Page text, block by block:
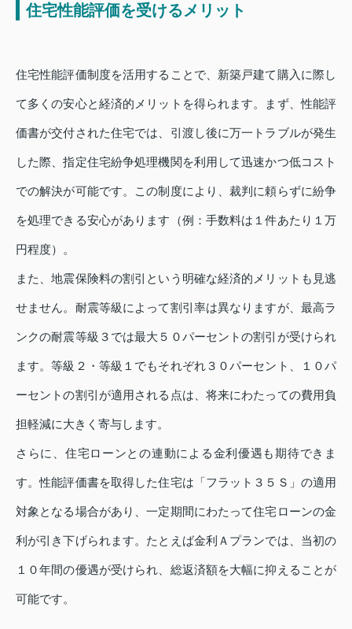
住宅性能評価を受けるメリット
住宅性能評価制度を活用することで、新築戸建て購入に際し
て多くの安心と経済的メリットを得られます。まず、性能評
価書が交付された住宅では、引渡し後に万一トラブルが発生
した際、指定住宅紛争処理機関を利用して迅速かつ低コスト
での解決が可能です。この制度により、裁判に頼らずに紛争
を処理できる安心があります（例：手数料は１件あたり１万
円程度）。
また、地震保険料の割引という明確な経済的メリットも見逃
せません。耐震等級によって割引率は異なりますが、最高ラ
ンクの耐震等級３では最大５０パーセントの割引が受けられ
ます。等級２・等級１でもそれぞれ３０パーセント、１０パ
ーセントの割引が適用される点は、将来にわたっての費用負
担軽減に大きく寄与します。
さらに、住宅ローンとの連動による金利優遇も期待できま
す。性能評価書を取得した住宅は「フラット３５Ｓ」の適用
対象となる場合があり、一定期間にわたって住宅ローンの金
利が引き下げられます。たとえば金利Ａプランでは、当初の
１０年間の優遇が受けられ、総返済額を大幅に抑えることが
可能です。